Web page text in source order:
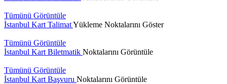
Tümünü Görüntüle
İstanbul Kart TalimatYükleme Noktalarını Göster
Tümünü Görüntüle
İstanbul Kart Biletmatik Noktalarını Görüntüle
Tümünü Görüntüle
İstanbul Kart Başvuru Noktalarını Görüntüle